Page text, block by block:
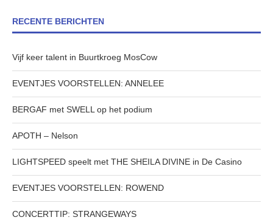
RECENTE BERICHTEN
Vijf keer talent in Buurtkroeg MosCow
EVENTJES VOORSTELLEN: ANNELEE
BERGAF met SWELL op het podium
APOTH – Nelson
LIGHTSPEED speelt met THE SHEILA DIVINE in De Casino
EVENTJES VOORSTELLEN: ROWEND
CONCERTTIP: STRANGEWAYS